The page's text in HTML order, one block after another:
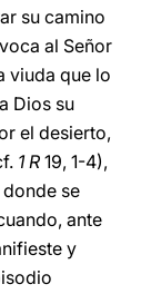
su camino
al Señor
viuda que lo
Dios su
el desierto,
1 R 19, 1-4),
se
ante
y